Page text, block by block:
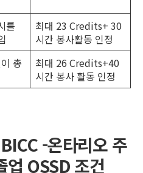
를
최대 23 Credits+ 30
시간 봉사활동 인정
총
최대 26 Credits+40
시간 봉사 활동 인정
-온타리오 주
업 OSSD 조건